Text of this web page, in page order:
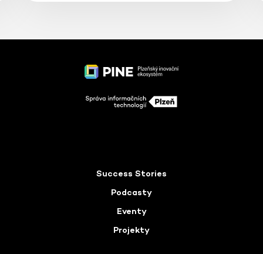
Success Stories
Podcasty
Eventy
Projekty